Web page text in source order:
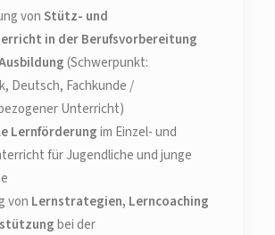
vonStütz- und
in der Berufsvorbereitung
(Schwerpunkt:
Deutsch, Fachkunde /
Unterricht)
Lernförderungim Einzel- und
für Jugendliche und junge
von Lernstrategien, Lerncoaching
bei der